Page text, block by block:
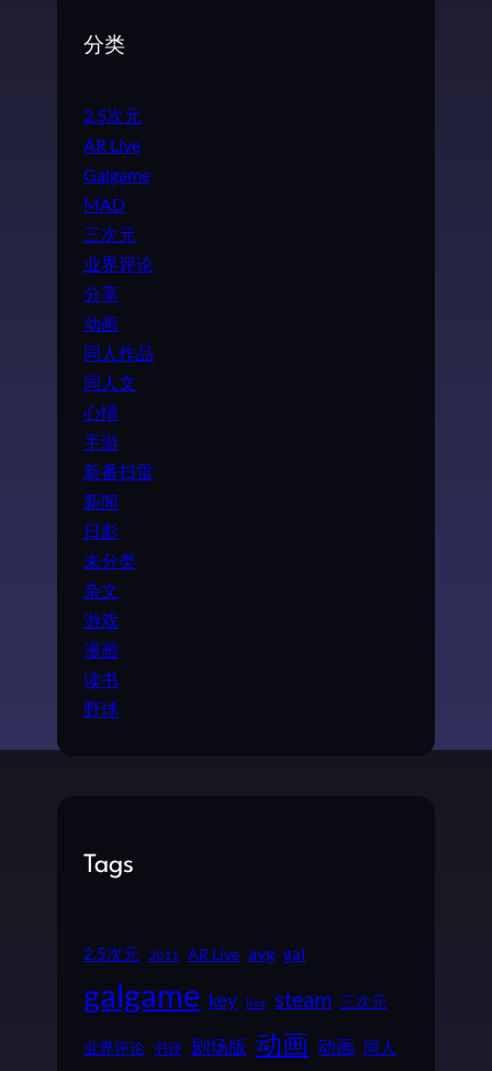
分类
2.5次元
AR Live
Galgame
MAD
三次元
业界评论
分享
动画
同人作品
同人文
心情
手游
新番扫雷
新闻
日影
未分类
杂文
游戏
漫画
读书
野球
Tags
2.5次元 2011 AR Live avg gal
galgame key live steam 三次元
业界评论 书评 剧场版 动画 动画 同人